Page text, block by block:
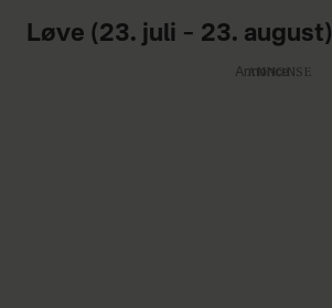
Løve (23. juli – 23. august)
Annonce